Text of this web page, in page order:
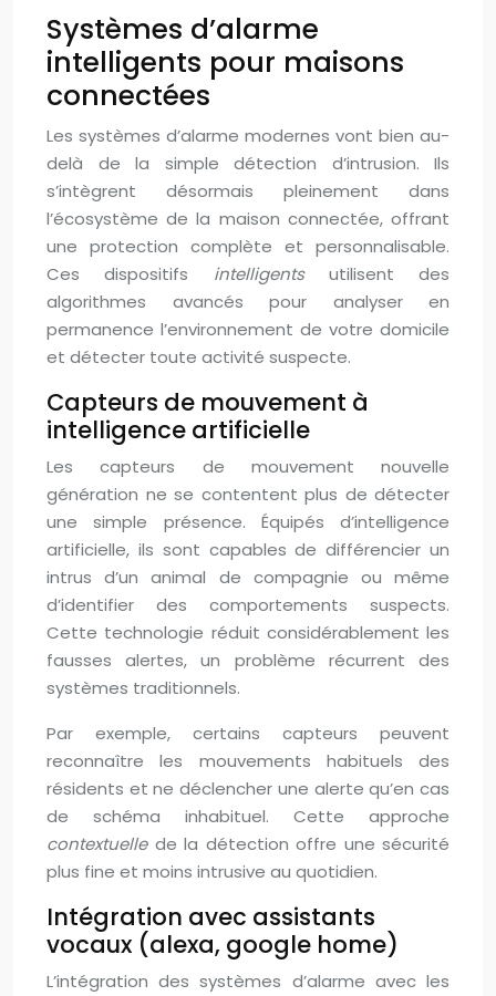
Systèmes d’alarme
intelligents pour maisons
connectées
Les systèmes d’alarme modernes vont bien au-
delà de la simple détection d’intrusion. Ils
s’intègrent désormais pleinement dans
l’écosystème de la maison connectée, offrant
une protection complète et personnalisable.
Ces dispositifs intelligents utilisent des
algorithmes avancés pour analyser en
permanence l’environnement de votre domicile
et détecter toute activité suspecte.
Capteurs de mouvement à
intelligence artificielle
Les capteurs de mouvement nouvelle
génération ne se contentent plus de détecter
une simple présence. Équipés d’intelligence
artificielle, ils sont capables de différencier un
intrus d’un animal de compagnie ou même
d’identifier des comportements suspects.
Cette technologie réduit considérablement les
fausses alertes, un problème récurrent des
systèmes traditionnels.
Par exemple, certains capteurs peuvent
reconnaître les mouvements habituels des
résidents et ne déclencher une alerte qu’en cas
de schéma inhabituel. Cette approche
contextuelle de la détection offre une sécurité
plus fine et moins intrusive au quotidien.
Intégration avec assistants
vocaux (alexa, google home)
L’intégration des systèmes d’alarme avec les